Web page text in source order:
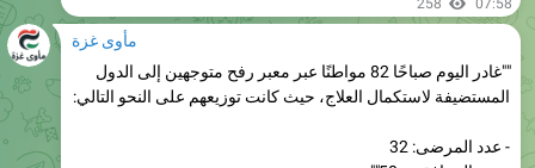
""غادر اليوم صباحًا 82 مواطنًا عبر معبر رفح متوجهين إلى الدول
المستضيفة لاستكمال العلاج، حيث كانت توزيعهم على النحو التالي:
- عدد المرضى: 32
239 08:42